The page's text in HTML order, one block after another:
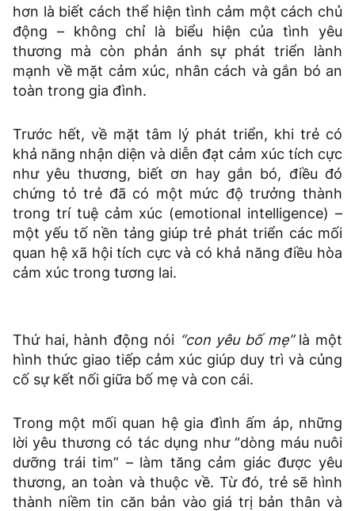
hơn là biết cách thể hiện tình cảm một cách chủ
động – không chỉ là biểu hiện của tình yêu
thương mà còn phản ánh sự phát triển lành
mạnh về mặt cảm xúc, nhân cách và gắn bó an
toàn trong gia đình.
Trước hết, về mặt tâm lý phát triển, khi trẻ có
khả năng nhận diện và diễn đạt cảm xúc tích cực
như yêu thương, biết ơn hay gắn bó, điều đó
chứng tỏ trẻ đã có một mức độ trưởng thành
trong trí tuệ cảm xúc (emotional intelligence) –
một yếu tố nền tảng giúp trẻ phát triển các mối
quan hệ xã hội tích cực và có khả năng điều hòa
cảm xúc trong tương lai.
Thứ hai, hành động nói “con yêu bố mẹ”là một
hình thức giao tiếp cảm xúc giúp duy trì và củng
cố sự kết nối giữa bố mẹ và con cái.
Trong một mối quan hệ gia đình ấm áp, những
lời yêu thương có tác dụng như “dòng máu nuôi
dưỡng trái tim” – làm tăng cảm giác được yêu
thương, an toàn và thuộc về. Từ đó, trẻ sẽ hình
thành niềm tin căn bản vào giá trị bản thân và